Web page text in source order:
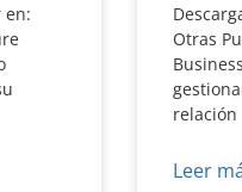
en:
Otras
relación
Leer